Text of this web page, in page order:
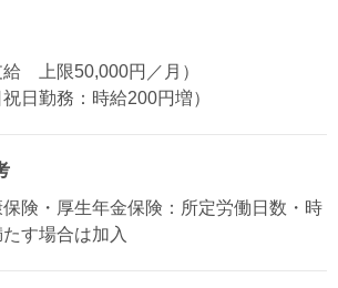
上限50,000円／月）
日勤務：時給200円増）
険・厚生年金保険：所定労働日数・時
す場合は加入